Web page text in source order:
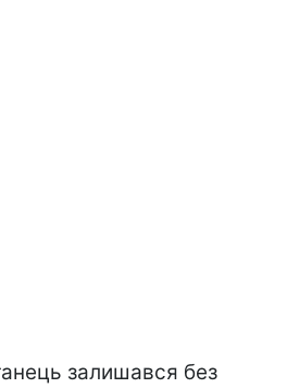
залишався без